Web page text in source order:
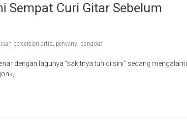
Sempat Curi Gitar Sebelum
perceraian artis, penyanyi dangdut
dengan lagunya “sakitnya tuh di sini” sedang mengalami